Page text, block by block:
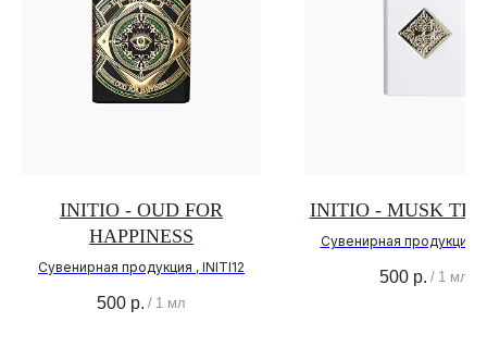
INITIO - OUD FOR
HAPPINESS
Сувенирная продукция , INITI12
500 р. / 1 мл
INITIO - MUSK
Сувенирная продукция ,
500 р. / 1 мл
ОПЛАТА И ДОСТАВКА
ЧАСТЫЕ ВОПРОСЫ
ПОЛИТИКА